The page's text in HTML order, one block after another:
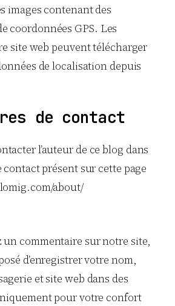
images contenant des
coordonnées GPS. Les
site web peuvent télécharger
de localisation depuis
de contact
l’auteur de ce blog dans
présent sur cette page
about/
un commentaire sur notre site,
d’enregistrer votre nom,
et site web dans des
pour votre confort